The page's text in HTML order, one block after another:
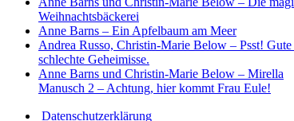
Weihnachtsbäckerei
Anne Barns – Ein Apfelbaum am Meer
Andrea Russo, Christin-Marie Below – Psst! Gute
schlechte Geheimisse.
Anne Barns und Christin-Marie Below – Mirella
Manusch 2 – Achtung, hier kommt Frau Eule!
Datenschutzerklärung